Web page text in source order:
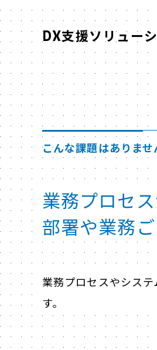
DX支援ソリュ
こんな課題はありませ
業務プロセス
部署や業務
業務プロセスやシス
す。